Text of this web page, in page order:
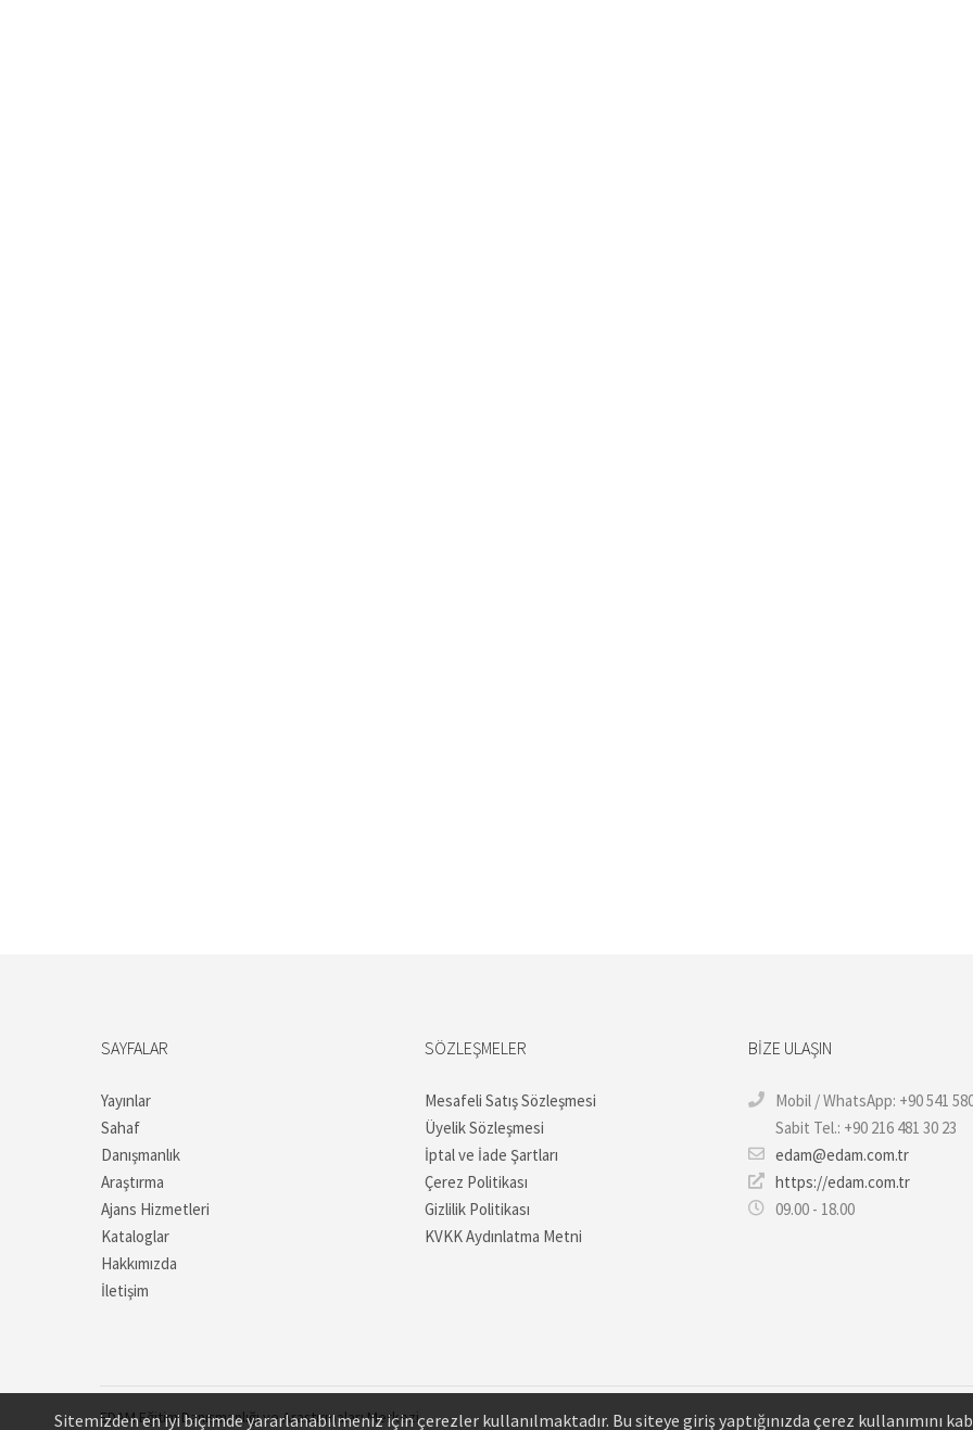
SAYFALAR
Yayınlar
Sahaf
Danışmanlık
Araştırma
Ajans Hizmetleri
Kataloglar
Hakkımızda
İletişim
SÖZLEŞMELER
Mesafeli Satış Sözleşmesi
Üyelik Sözleşmesi
İptal ve İade Şartları
Çerez Politikası
Gizlilik Politikası
KVKK Aydınlatma Metni
BIZE ULAŞIN
Mobil / WhatsApp: +90 541
Sabit Tel.: +90 216 481 30 23
edam@edam.com.tr
https://edam.com.tr
09.00 - 18.00
EDAMEğitim Danışmanlığı ve Araştırmaları Merkezi
Sitemizden en iyi biçimde yararlanabilmeniz için çerezler kullanılmaktadır. Bu siteye giriş yaptığınızda çerez kullanımını